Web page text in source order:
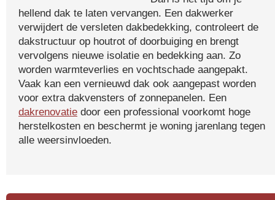
hellend dak te laten vervangen. Een dakwerker
verwijdert de versleten dakbedekking, controleert de
dakstructuur op houtrot of doorbuiging en brengt
vervolgens nieuwe isolatie en bedekking aan. Zo
worden warmteverlies en vochtschade aangepakt.
Vaak kan een vernieuwd dak ook aangepast worden
voor extra dakvensters of zonnepanelen. Een
dakrenovatie door een professional voorkomt hoge
herstelkosten en beschermt je woning jarenlang tegen
alle weersinvloeden.